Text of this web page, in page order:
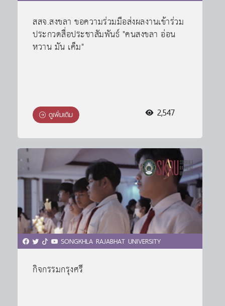
สสจ.สงขลา ขอความร่วมมือส่งผลงานเข้าร่วม
ประกวดสื่อประชาสัมพันธ์ "คนสงขลา อ่อน
หวาน มัน เค็ม"
ดูเพิ่มเติม 2,547
SONGKHLA RAJABHAT UNIVERSITY
กิจกรรมกรุงศรี